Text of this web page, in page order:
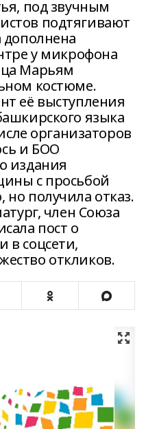
под звучным
подтягивают
дополнена
у микрофона
Марьям
костюме.
её выступления
языка
организаторов
и БОО
издания
с просьбой
получила отказ.
член Союза
пост о
в соцсети,
откликов.